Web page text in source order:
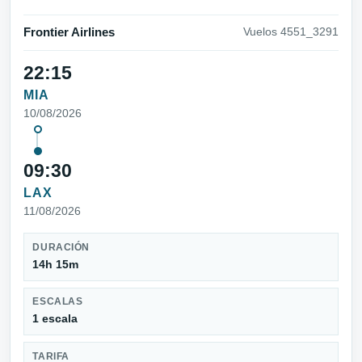
Frontier Airlines Vuelos 4551_3291
22:15
MIA
10/08/2026
09:30
LAX
11/08/2026
DURACIÓN
14h 15m
ESCALAS
1 escala
TARIFA